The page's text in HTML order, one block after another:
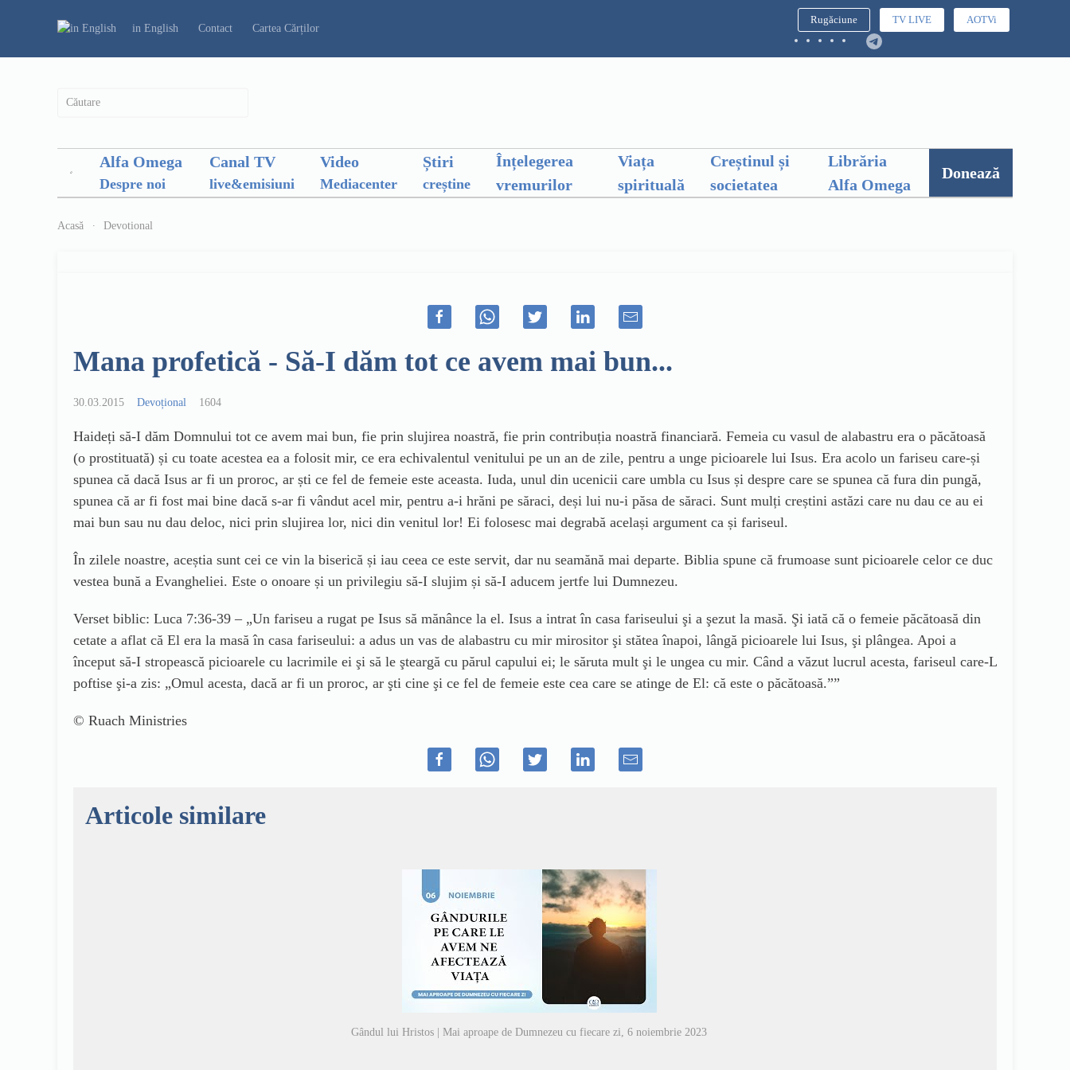
in English Contact Cartea Cărților
Rugăciune TV LIVE AOTVi
Alfa Omega
Despre noi
Canal TV
live&emisiuni
Video
Mediacenter
Știri
creștine
Înțelegerea
vremurilor
Viața
spirituală
Creștinul și
societatea
Librăria
Alfa Omega
Donează
Acasă Devotional
Mana profetică - Să-I dăm tot ce avem mai bun...
30.03.2015 Devoțional 1604
Haideți să-I dăm Domnului tot ce avem mai bun, fie prin slujirea noastră, fie prin contribuția noastră financiară. Femeia cu vasul de alabastru era o păcătoasă
(o prostituată) și cu toate acestea ea a folosit mir, ce era echivalentul venitului pe un an de zile, pentru a unge picioarele lui Isus. Era acolo un fariseu care-și
spunea că dacă Isus ar fi un proroc, ar ști ce fel de femeie este aceasta. Iuda, unul din ucenicii care umbla cu Isus și despre care se spunea că fura din pungă,
spunea că ar fi fost mai bine dacă s-ar fi vândut acel mir, pentru a-i hrăni pe săraci, deși lui nu-i păsa de săraci. Sunt mulți creștini astăzi care nu dau ce au ei
mai bun sau nu dau deloc, nici prin slujirea lor, nici din venitul lor! Ei folosesc mai degrabă același argument ca și fariseul.
În zilele noastre, aceștia sunt cei ce vin la biserică și iau ceea ce este servit, dar nu seamănă mai departe. Biblia spune că frumoase sunt picioarele celor ce duc
vestea bună a Evangheliei. Este o onoare și un privilegiu să-I slujim și să-I aducem jertfe lui Dumnezeu.
Verset biblic: Luca 7:36-39 – „Un fariseu a rugat pe Isus să mănânce la el. Isus a intrat în casa fariseului şi a şezut la masă. Şi iată că o femeie păcătoasă din
cetate a aflat că El era la masă în casa fariseului: a adus un vas de alabastru cu mir mirositor şi stătea înapoi, lângă picioarele lui Isus, şi plângea. Apoi a
început să-I stropească picioarele cu lacrimile ei şi să le şteargă cu părul capului ei; le săruta mult şi le ungea cu mir. Când a văzut lucrul acesta, fariseul care-L
poftise şi-a zis: „Omul acesta, dacă ar fi un proroc, ar şti cine şi ce fel de femeie este cea care se atinge de El: că este o păcătoasă.””
© Ruach Ministries
Articole similare
Gândul lui Hristos | Mai aproape de Dumnezeu cu fiecare zi, 6 noiembrie 2023